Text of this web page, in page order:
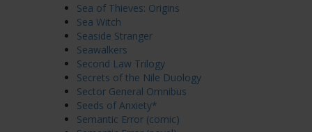
Sea of Thieves: Origins
Sea Witch
Seaside Stranger
Seawalkers
Second Law Trilogy
Secrets of the Nile Duology
Sector General Omnibus
Seeds of Anxiety*
Semantic Error (comic)